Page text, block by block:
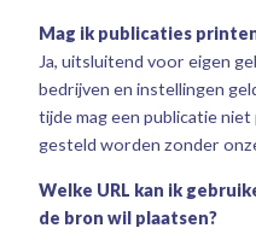
Mag ik publicaties
Ja, uitsluitend voor eigen
bedrijven en instellingen
tijde mag een publicatie
gesteld worden zonder
Welke URL kan ik
de bron wil plaatsen?